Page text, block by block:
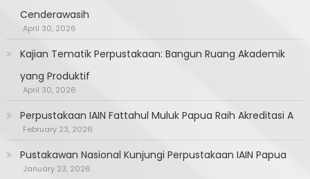
Cenderawasih
April 30, 2026
Kajian Tematik Perpustakaan: Bangun Ruang Akademik
yang Produktif
April 30, 2026
Perpustakaan IAIN Fattahul Muluk Papua Raih Akreditasi A
February 23, 2026
Pustakawan Nasional Kunjungi Perpustakaan IAIN Papua
January 23, 2026